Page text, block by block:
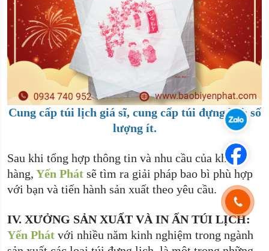
Cung cấp túi lịch giá sĩ, cung cấp túi đựng lịch số
lượng ít.
Sau khi tổng hợp thông tin và nhu cầu của khách
hàng, Yến Phát sẽ tìm ra giải pháp bao bì phù hợp
với bạn và tiến hành sản xuất theo yêu cầu.
IV. XƯỞNG SẢN XUẤT VÀ IN ẤN TÚI LỊCH:
Yến Phát với nhiều năm kinh nghiệm trong ngành